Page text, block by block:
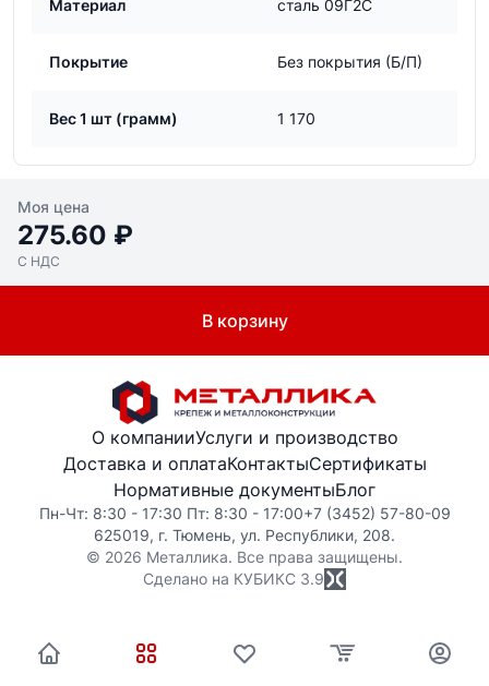
Материал сталь 09Г2С
Покрытие Без покрытия (Б/П)
Вес 1 шт (грамм) 1 170
Моя цена
275.60 ₽
С НДС
В корзину
О компанииУслуги и производство
Доставка и оплатаКонтактыСертификаты
Нормативные документыБлог
Пн-Чт: 8:30 - 17:30 Пт: 8:30 - 17:00+7 (3452) 57-80-09
625019, г. Тюмень, ул. Республики, 208.
© 2026 Металлика. Все права защищены.
Сделано на КУБИКС 3.9